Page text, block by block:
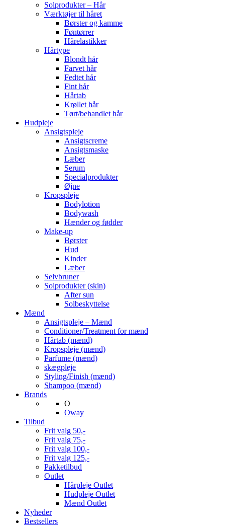
Solprodukter – Hår
Værktøjer til håret
Børster og kamme
Føntørrer
Hårelastikker
Hårtype
Blondt hår
Farvet hår
Fedtet hår
Fint hår
Hårtab
Krøllet hår
Tørt/behandlet hår
Hudpleje
Ansigtspleje
Ansigtscreme
Ansigtsmaske
Læber
Serum
Specialprodukter
Øjne
Kropspleje
Bodylotion
Bodywash
Hænder og fødder
Make-up
Børster
Hud
Kinder
Læber
Selvbruner
Solprodukter (skin)
After sun
Solbeskyttelse
Mænd
Ansigtspleje – Mænd
Conditioner/Treatment for mænd
Hårtab (mænd)
Kropspleje (mænd)
Parfume (mænd)
skægpleje
Styling/Finish (mænd)
Shampoo (mænd)
Brands
O
Oway
Tilbud
Frit valg 50,-
Frit valg 75,-
Frit valg 100,-
Frit valg 125,-
Pakketilbud
Outlet
Hårpleje Outlet
Hudpleje Outlet
Mænd Outlet
Nyheder
Bestsellers